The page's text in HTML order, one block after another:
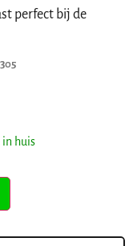
perfect bij de
in huis